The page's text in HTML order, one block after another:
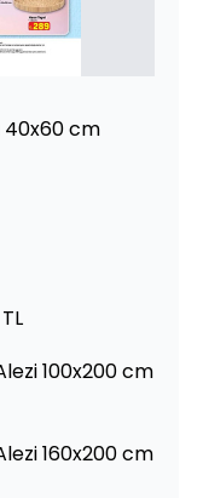
40x60 cm
100x200 cm
160x200 cm